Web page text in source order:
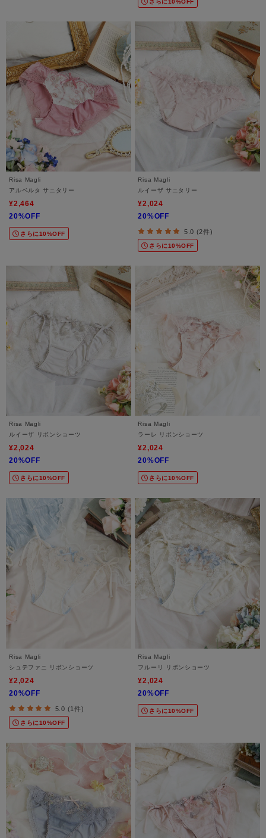
Risa Magli
アルベルタ サニタリー
¥2,464
20%OFF
さらに10%OFF
Risa Magli
ルイーザ サニタリー
¥2,024
20%OFF
5.0 (2件)
さらに10%OFF
Risa Magli
ルイーザ リボンショーツ
¥2,024
20%OFF
さらに10%OFF
Risa Magli
ラーレ リボンショーツ
¥2,024
20%OFF
さらに10%OFF
Risa Magli
シュテファニ リボンショーツ
¥2,024
20%OFF
5.0 (1件)
さらに10%OFF
Risa Magli
フルーリ リボンショーツ
¥2,024
20%OFF
さらに10%OFF